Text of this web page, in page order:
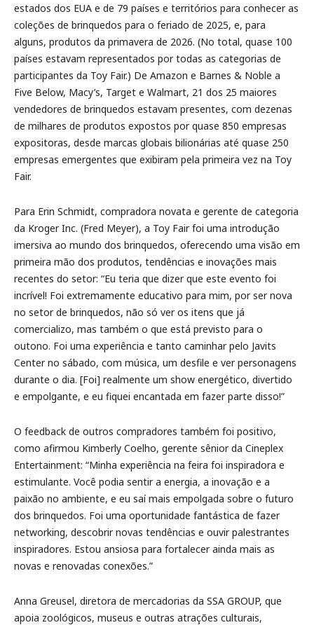
estados dos EUA e de 79 países e territórios para conhecer as
coleções de brinquedos para o feriado de 2025, e, para
alguns, produtos da primavera de 2026. (No total, quase 100
países estavam representados por todas as categorias de
participantes da Toy Fair.) De Amazon e Barnes & Noble a
Five Below, Macy’s, Target e Walmart, 21 dos 25 maiores
vendedores de brinquedos estavam presentes, com dezenas
de milhares de produtos expostos por quase 850 empresas
expositoras, desde marcas globais bilionárias até quase 250
empresas emergentes que exibiram pela primeira vez na Toy
Fair.
Para Erin Schmidt, compradora novata e gerente de categoria
da Kroger Inc. (Fred Meyer), a Toy Fair foi uma introdução
imersiva ao mundo dos brinquedos, oferecendo uma visão em
primeira mão dos produtos, tendências e inovações mais
recentes do setor: “Eu teria que dizer que este evento foi
incrível! Foi extremamente educativo para mim, por ser nova
no setor de brinquedos, não só ver os itens que já
comercializo, mas também o que está previsto para o
outono. Foi uma experiência e tanto caminhar pelo Javits
Center no sábado, com música, um desfile e ver personagens
durante o dia. [Foi] realmente um show energético, divertido
e empolgante, e eu fiquei encantada em fazer parte disso!”
O feedback de outros compradores também foi positivo,
como afirmou Kimberly Coelho, gerente sênior da Cineplex
Entertainment: “Minha experiência na feira foi inspiradora e
estimulante. Você podia sentir a energia, a inovação e a
paixão no ambiente, e eu saí mais empolgada sobre o futuro
dos brinquedos. Foi uma oportunidade fantástica de fazer
networking, descobrir novas tendências e ouvir palestrantes
inspiradores. Estou ansiosa para fortalecer ainda mais as
novas e renovadas conexões.”
Anna Greusel, diretora de mercadorias da SSA GROUP, que
apoia zoológicos, museus e outras atrações culturais,